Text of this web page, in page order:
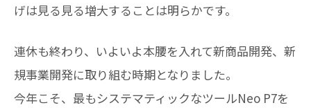
げは見る見る増大することは明らかです。
連休も終わり、いよいよ本腰を入れて新商品開発、新
規事業開発に取り組む時期となりました。
今年こそ、最もシステマティックなツールNeo P7を